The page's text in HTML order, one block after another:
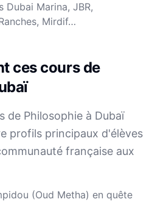
Dubai Marina, JBR,
Mirdif…
ces cours de
de Philosophie à Dubaï
profils principaux d'élèves
française aux
(Oud Metha) en quête